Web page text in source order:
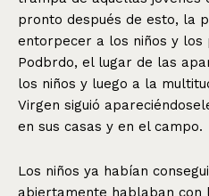
pronto después de esto, la
entorpecer a los niños y los
Podbrdo, el lugar de las
los niños y luego a la
Virgen siguió
en sus casas y en el campo.
Los niños ya habían
abiertamente hablaban con